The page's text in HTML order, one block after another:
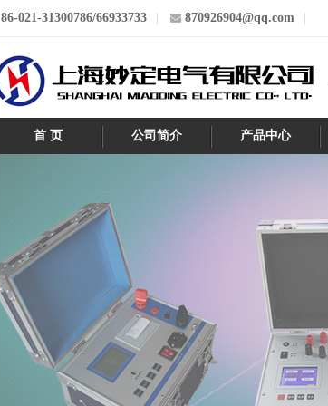
86-021-31300786/66933733 870926904@qq.com
首 页 公司简介 产品中心